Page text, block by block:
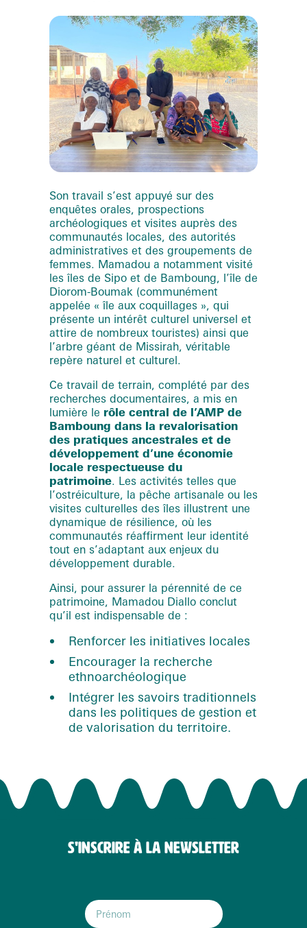
Son travail s’est appuyé sur des
enquêtes orales, prospections
archéologiques et visites auprès des
communautés locales, des autorités
administratives et des groupements de
femmes. Mamadou a notamment visité
les îles de Sipo et de Bamboung, l’île de
Diorom-Boumak (communément
appelée « île aux coquillages », qui
présente un intérêt culturel universel et
attire de nombreux touristes) ainsi que
l’arbre géant de Missirah, véritable
repère naturel et culturel.
Ce travail de terrain, complété par des
recherches documentaires, a mis en
lumière le rôle central de l’AMP de
Bamboung dans la revalorisation
des pratiques ancestrales et de
développement d’une économie
locale respectueuse du
patrimoine. Les activités telles que
l’ostréiculture, la pêche artisanale ou les
visites culturelles des îles illustrent une
dynamique de résilience, où les
communautés réaffirment leur identité
tout en s’adaptant aux enjeux du
développement durable.
Ainsi, pour assurer la pérennité de ce
patrimoine, Mamadou Diallo conclut
qu’il est indispensable de :
Renforcer les initiatives locales
Encourager la recherche
ethnoarchéologique
Intégrer les savoirs traditionnels
dans les politiques de gestion et
de valorisation du territoire.
S'INSCRIRE À LA NEWSLETTER